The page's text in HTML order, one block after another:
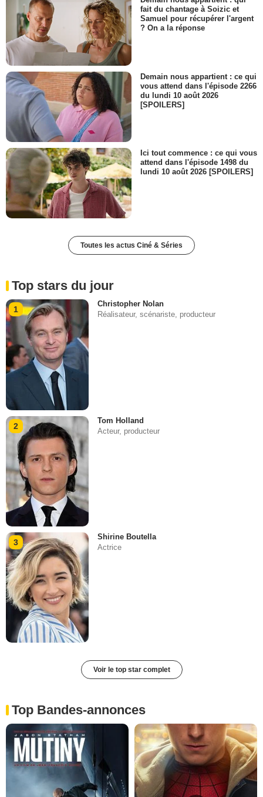
fait du chantage à Soizic et
Samuel pour récupérer l'argent
? On a la réponse
Demain nous appartient : ce qui
vous attend dans l'épisode 2266
du lundi 10 août 2026
[SPOILERS]
Ici tout commence : ce qui vous
attend dans l'épisode 1498 du
lundi 10 août 2026 [SPOILERS]
Toutes les actus Ciné & Séries
Top stars du jour
1
Christopher Nolan
Réalisateur, scénariste, producteur
2
Tom Holland
Acteur, producteur
3
Shirine Boutella
Actrice
Voir le top star complet
Top Bandes-annonces